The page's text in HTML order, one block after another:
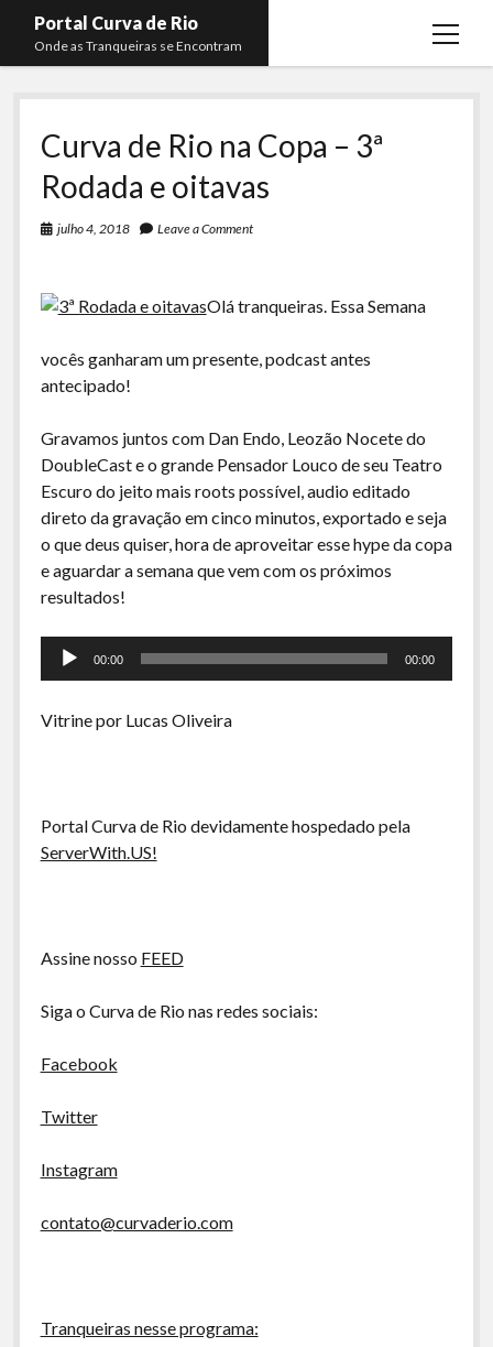
Portal Curva de Rio
Onde as Tranqueiras se Encontram
open
Podcasts open
Curva de Rio
Curva Belas Artes
Curva Classics
La Siesta Podcast
Rachão na Beira do RIo
Papo Tranqueira
A Ripa É a Lei
Especiais
Preliminares
Membros open
Almir Ribeiro
Felype Silva
Kaique Xavier
Rafael Almeida
twitterfacebookinstagramyoutube
rss email
Curva de Rio na Copa – 3ª
Rodada e oitavas
julho 4, 2018 Leave a Comment
Olá tranqueiras. Essa Semana
vocês ganharam um presente, podcast antes
antecipado!
Gravamos juntos com Dan Endo, Leozão Nocete do
DoubleCast e o grande Pensador Louco de seu Teatro
Escuro do jeito mais roots possível, audio editado
direto da gravação em cinco minutos, exportado e seja
o que deus quiser, hora de aproveitar esse hype da copa
e aguardar a semana que vem com os próximos
resultados!
Tocador
00:00 00:00
Vitrine por Lucas Oliveira
Portal Curva de Rio devidamente hospedado pela
ServerWith.US!
Assine nosso FEED
Siga o Curva de Rio nas redes sociais:
Facebook
Twitter
Instagram
contato@curvaderio.com
Tranqueiras nesse programa: